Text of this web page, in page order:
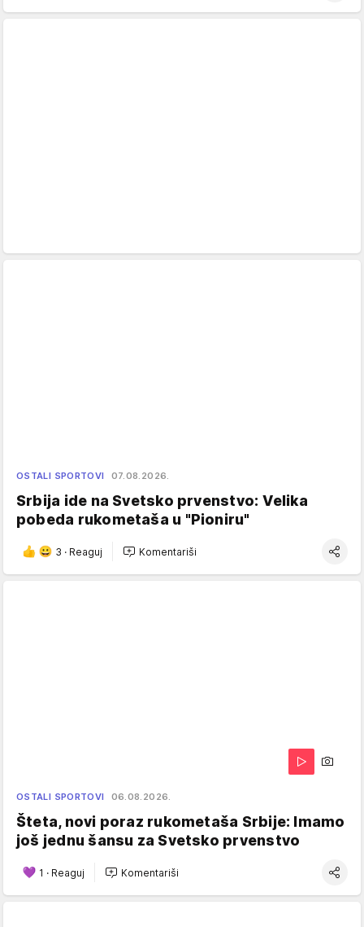
OSTALI SPORTOVI 07.08.2026.
Srbija ide na Svetsko prvenstvo: Velika
pobeda rukometaša u "Pioniru"
3 · Reaguj Komentariši
OSTALI SPORTOVI 06.08.2026.
Šteta, novi poraz rukometaša Srbije: Imamo
još jednu šansu za Svetsko prvenstvo
1 · Reaguj Komentariši